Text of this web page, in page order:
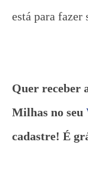
está para
Quer receber
Milhas no seu
cadastre! É